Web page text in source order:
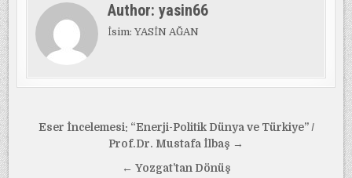
Author:yasin66
İsim: YASİN AĞAN
Yazı
gezinmesi
Eser İncelemesi: “Enerji-Politik Dünya ve Türkiye” /
Prof.Dr. Mustafa İlbaş →
← Yozgat’tan Dönüş